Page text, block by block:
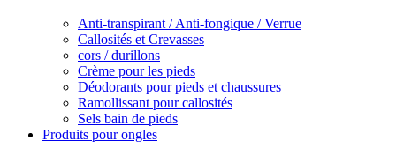
Anti-transpirant / Anti-fongique / Verrue
Callosités et Crevasses
cors / durillons
Crème pour les pieds
Déodorants pour pieds et chaussures
Ramollissant pour callosités
Sels bain de pieds
Produits pour ongles